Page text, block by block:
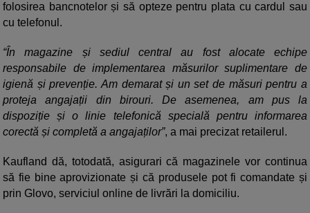
folosirea bancnotelor și să opteze pentru plata cu cardul sau
cu telefonul.
“În magazine și sediul central au fost alocate echipe
responsabile de implementarea măsurilor suplimentare de
igienă și prevenție. Am demarat și un set de măsuri pentru a
proteja angajații din birouri. De asemenea, am pus la
dispoziție și o linie telefonică specială pentru informarea
corectă și completă a angajaților”, a mai precizat retailerul.
Kaufland dă, totodată, asigurari că magazinele vor continua
să fie bine aprovizionate și că produsele pot fi comandate și
prin Glovo, serviciul online de livrări la domiciliu.